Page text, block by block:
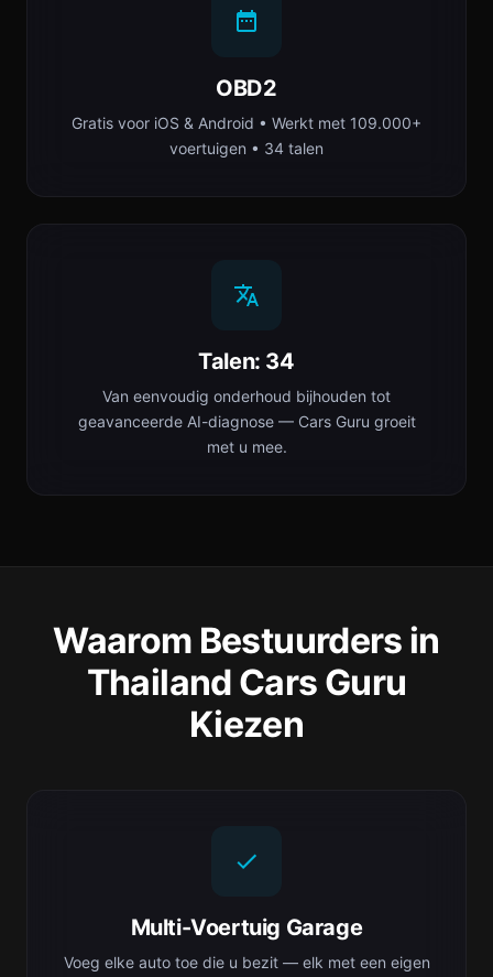
OBD2
Gratis voor iOS & Android • Werkt met 109.000+
voertuigen • 34 talen
Talen: 34
Van eenvoudig onderhoud bijhouden tot
geavanceerde AI-diagnose — Cars Guru groeit
met u mee.
Waarom Bestuurders in
Thailand Cars Guru
Kiezen
Multi-Voertuig Garage
Voeg elke auto toe die u bezit — elk met een eigen